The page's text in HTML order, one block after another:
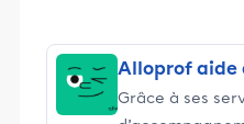
Alloprof aide
Grâce à ses